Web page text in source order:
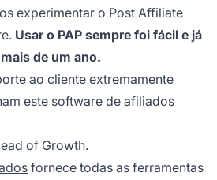
experimentar o Post Affiliate
Usar o PAP sempre foi fácil e já
de um ano.
ao cliente extremamente
este software de afiliados
of Growth.
fornece todas as ferramentas